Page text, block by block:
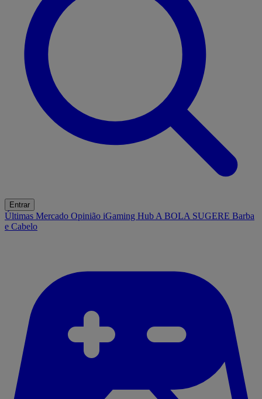
Entrar
Últimas Mercado Opinião iGaming Hub A BOLA SUGERE Barba
e Cabelo